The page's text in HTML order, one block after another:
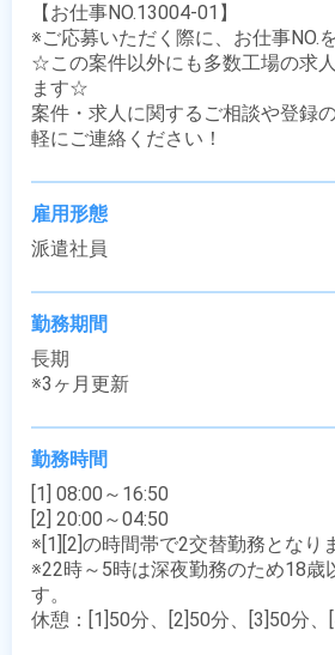
【お仕事NO.13004-01】
※ご応募いただく際に、お仕事NO.
☆この案件以外にも多数工場の求
ます☆
案件・求人に関するご相談や登録
軽にご連絡ください！
雇用形態
派遣社員
勤務期間
長期
※3ヶ月更新
勤務時間
[1] 08:00～16:50
[2] 20:00～04:50
※[1][2]の時間帯で2交替勤務となり
※22時～5時は深夜勤務のため18歳
す。
休憩：[1]50分、[2]50分、[3]50分、